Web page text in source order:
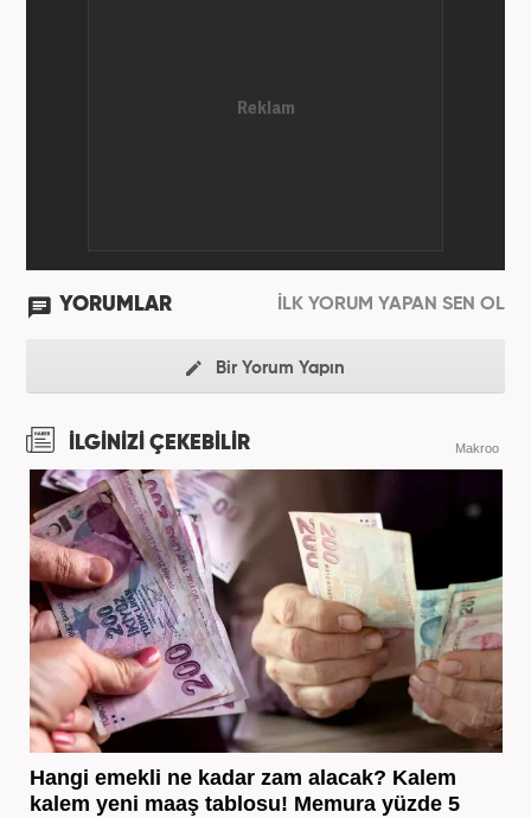
YORUMLAR İLK YORUM YAPAN SEN OL
Bir Yorum Yapın
İLGİNİZİ ÇEKEBİLİR Makroo
Hangi emekli ne kadar zam alacak? Kalem
kalem yeni maaş tablosu! Memura yüzde 5